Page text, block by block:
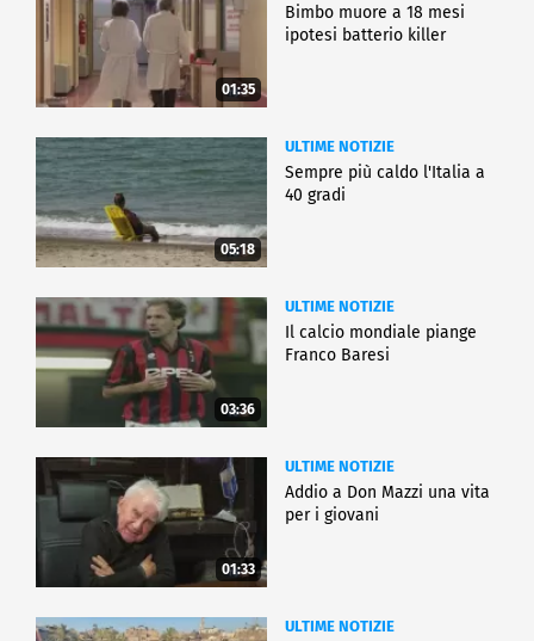
01:35
Bimbo muore a 18 mesi
ipotesi batterio killer
05:18
ULTIME NOTIZIE
Sempre più caldo l'Italia a
40 gradi
03:36
ULTIME NOTIZIE
Il calcio mondiale piange
Franco Baresi
01:33
ULTIME NOTIZIE
Addio a Don Mazzi una vita
per i giovani
ULTIME NOTIZIE